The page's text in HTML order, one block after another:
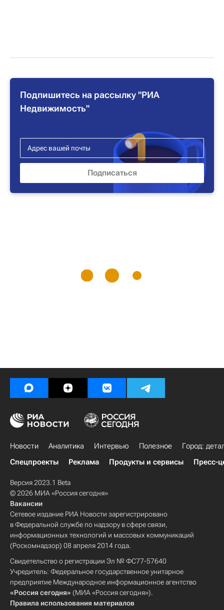
Подпишитесь на рассылку "РИА
Недвижимость"
Новости Аналитика Интервью Полезное
Город:
Спецпроекты
Реклама Продукты и сервисы Пресс-
Версия 2023.1 Beta
© 2026 МИА «Россия сегодня»
Вакансии
Сетевое издание РИА Новости зарегистрировано
в Федеральной службе по надзору в сфере связи,
информационных технологий и массовых коммуникаций
(Роскомнадзор) 08 апреля 2014 года.
Свидетельство о регистрации Эл № ФС77-57640
Учредитель: Федеральное государственное унитарное
предприятие Международное информационное агентство
«Россия сегодня» (МИА «Россия сегодня»).
Правила использования материалов